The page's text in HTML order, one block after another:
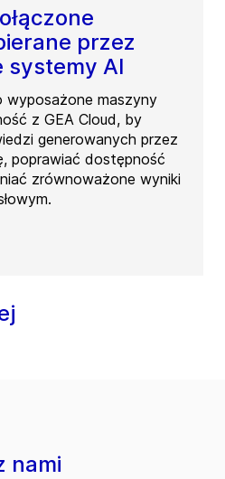
przez
systemy AI
maszyny
z GEA Cloud, by
generowanych przez
poprawiać dostępność
zrównoważone wyniki
nami